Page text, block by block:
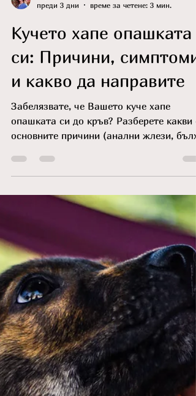
Д-р Елена Колева
преди 3 дни
време за четене: 3 мин.
Кучето хапе опашката
си: Причини, симптоми
и какво да направите
Забелязвате, че Вашето куче хапе
опашката си до кръв? Разберете какви
основните причини (анални жлези,
стрес) и как да окажете първа помощ у